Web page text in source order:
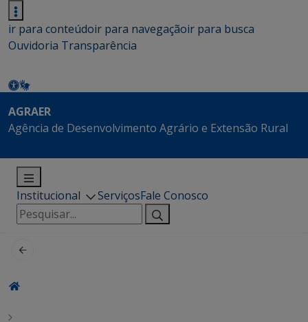
ir para conteúdoir para navegaçãoir para busca
Ouvidoria Transparência
AGRAER
Agência de Desenvolvimento Agrário e Extensão Rural
Institucional ServiçosFale Conosco
Pesquisar
por: